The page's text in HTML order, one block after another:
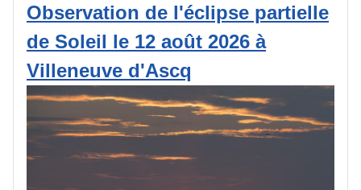
Observation de l'éclipse partielle
de Soleil le 12 août 2026 à
Villeneuve d'Ascq